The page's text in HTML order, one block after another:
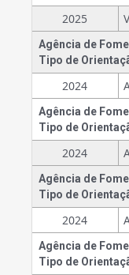
2025
Agência de
Tipo de
2024
Agência de
Tipo de
2024
Agência de
Tipo de
2024
Agência de
Tipo de